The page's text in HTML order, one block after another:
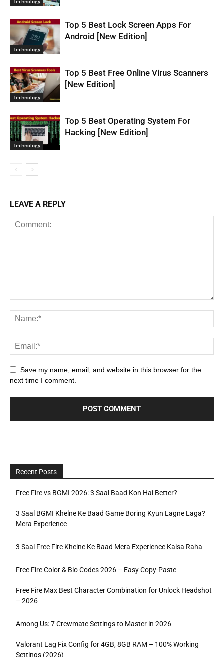
Technology
Top 5 Best Lock Screen Apps For
Android [New Edition]
Technology
Top 5 Best Free Online Virus Scanners
[New Edition]
Technology
Top 5 Best Operating System For
Hacking [New Edition]
LEAVE A REPLY
Save my name, email, and website in this browser for the
next time I comment.
Recent Posts
Free Fire vs BGMI 2026: 3 Saal Baad Kon Hai Better?
3 Saal BGMI Khelne Ke Baad Game Boring Kyun Lagne Laga?
Mera Experience
3 Saal Free Fire Khelne Ke Baad Mera Experience Kaisa Raha
Free Fire Color & Bio Codes 2026 – Easy Copy-Paste
Free Fire Max Best Character Combination for Unlock Headshot
– 2026
Among Us: 7 Crewmate Settings to Master in 2026
Valorant Lag Fix Config for 4GB, 8GB RAM – 100% Working
Settings (2026)